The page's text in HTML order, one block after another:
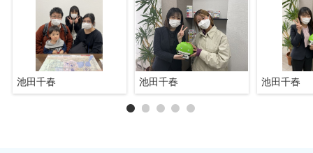
池田千春 池田千春 池田千春